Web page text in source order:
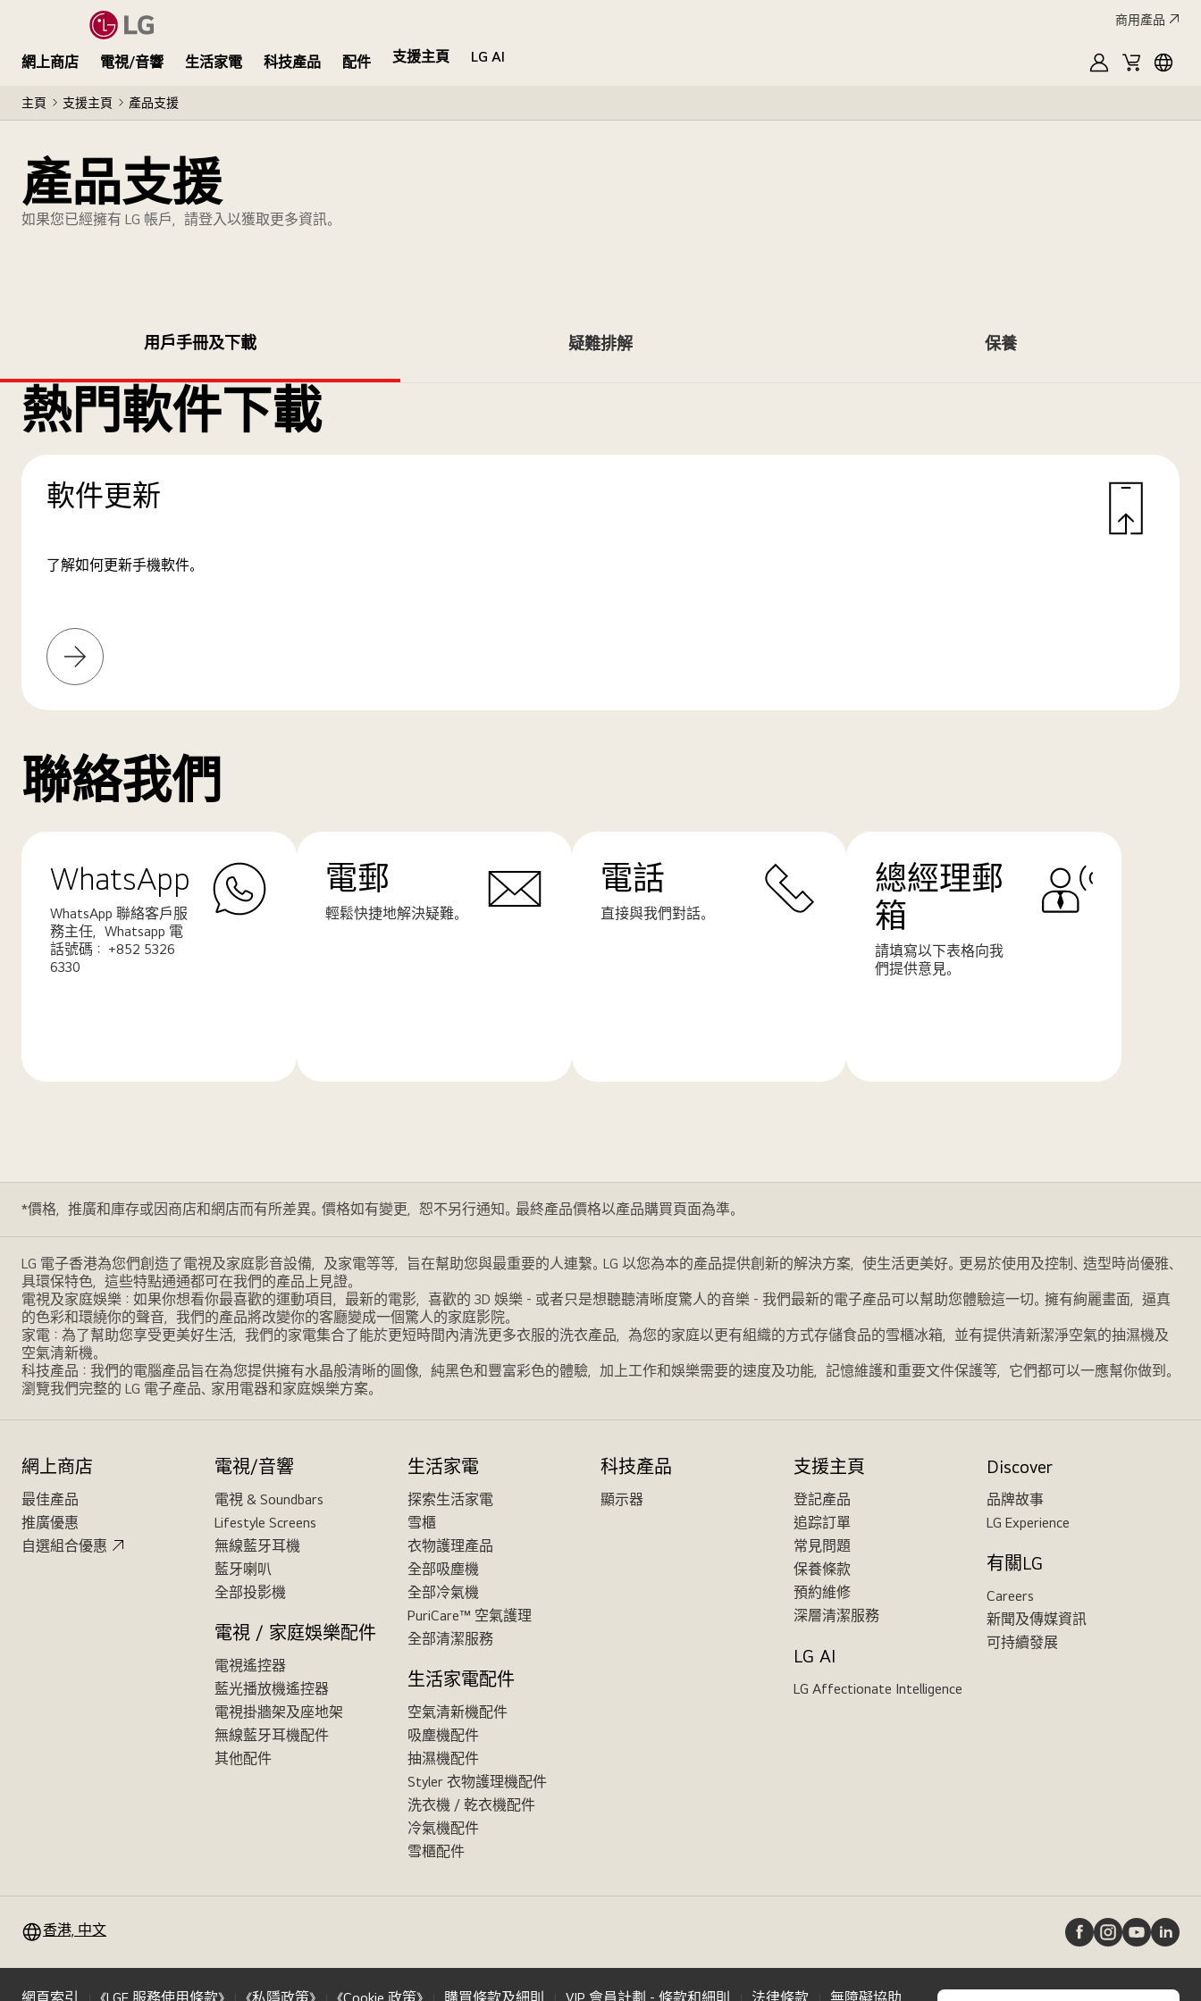
商用產品
網上商店 電視/音響 生活家電 科技產品 配件 支援主頁
LG AI
MyLG購
主頁 支援主頁 產品支援
產品支援
如果您已經擁有 LG 帳戶，請登入以獲取更多資訊。
用戶手冊及下載 疑難排解 保養
熱門軟件下載
軟件更新
了解如何更新手機軟件。
解
更
聯絡我們
WhatsApp
WhatsApp 聯絡客戶服
務主任，Whatsapp 電
話號碼： +852 5326
6330
電郵
輕鬆快捷地解決疑難。
電話
直接與我們對話。
總經理郵
箱
請填寫以下表格向我
們提供意見。
*價格，推廣和庫存或因商店和網店而有所差異。價格如有變更，恕不另行通知。最終產品價格以產品購買頁面為準。
LG 電子香港為您們創造了電視及家庭影音設備，及家電等等，旨在幫助您與最重要的人連繫。LG 以您為本的產品提供創新的解決方案，使生活更美好。更易於使用及控制、造型時尚優雅、
具環保特色，這些特點通通都可在我們的產品上見證。
電視及家庭娛樂：如果你想看你最喜歡的運動項目，最新的電影，喜歡的 3D 娛樂 - 或者只是想聽聽清晰度驚人的音樂 - 我們最新的電子產品可以幫助您體驗這一切。擁有絢麗畫面，逼真
的色彩和環繞你的聲音，我們的產品將改變你的客廳變成一個驚人的家庭影院。
家電：為了幫助您享受更美好生活，我們的家電集合了能於更短時間內清洗更多衣服的洗衣產品，為您的家庭以更有組織的方式存儲食品的雪櫃冰箱，並有提供清新潔淨空氣的抽濕機及
空氣清新機。
科技產品：我們的電腦產品旨在為您提供擁有水晶般清晰的圖像，純黑色和豐富彩色的體驗，加上工作和娛樂需要的速度及功能，記憶維護和重要文件保護等，它們都可以一應幫你做到。
瀏覽我們完整的 LG 電子產品、家用電器和家庭娛樂方案。
網上商店
最佳產品
推廣優惠
自選組合優惠
電視/音響
電視 & Soundbars
Lifestyle Screens
無線藍牙耳機
藍牙喇叭
全部投影機
電視 / 家庭娛樂配件
電視遙控器
藍光播放機遙控器
電視掛牆架及座地架
無線藍牙耳機配件
其他配件
生活家電
探索生活家電
雪櫃
衣物護理產品
全部吸塵機
全部冷氣機
PuriCare™ 空氣護理
全部清潔服務
生活家電配件
空氣清新機配件
吸塵機配件
抽濕機配件
Styler 衣物護理機配件
洗衣機 / 乾衣機配件
冷氣機配件
雪櫃配件
科技產品
顯示器
支援主頁
登記產品
追踪訂單
常見問題
保養條款
預約維修
深層清潔服務
LG AI
LG Affectionate Intelligence
Discover
品牌故事
LG Experience
有關LG
Careers
新聞及傳媒資訊
可持續發展
香港, 中文